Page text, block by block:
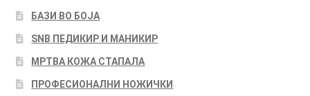
БАЗИ ВО БОЈА
SNB ПЕДИКИР И МАНИКИР
МРТВА КОЖА СТАПАЛА
ПРОФЕСИОНАЛНИ НОЖИЧКИ